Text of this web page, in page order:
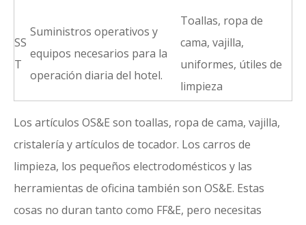
SS
T
Suministros operativos y
equipos necesarios para la
operación diaria del hotel.
Toallas, ropa de
cama, vajilla,
uniformes, útiles de
limpieza
Los artículos OS&E son toallas, ropa de cama, vajilla,
cristalería y artículos de tocador. Los carros de
limpieza, los pequeños electrodomésticos y las
herramientas de oficina también son OS&E. Estas
cosas no duran tanto como FF&E, pero necesitas